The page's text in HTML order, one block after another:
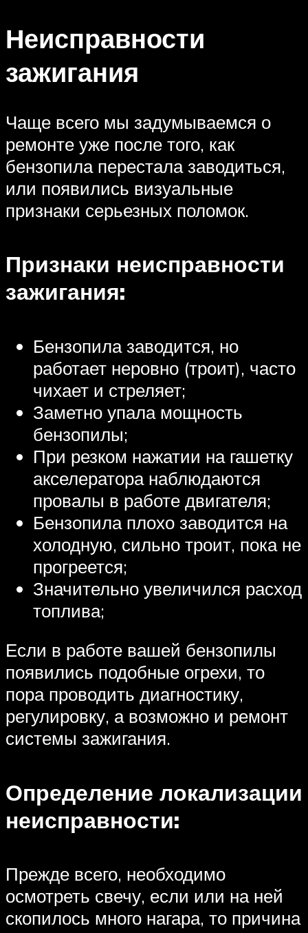
Неисправности
зажигания
Чаще всего мы задумываемся о
ремонте уже после того, как
бензопила перестала заводиться,
или появились визуальные
признаки серьезных поломок.
Признаки неисправности
зажигания:
Бензопила заводится, но
работает неровно (троит), часто
чихает и стреляет;
Заметно упала мощность
бензопилы;
При резком нажатии на гашетку
акселератора наблюдаются
провалы в работе двигателя;
Бензопила плохо заводится на
холодную, сильно троит, пока не
прогреется;
Значительно увеличился расход
топлива;
Если в работе вашей бензопилы
появились подобные огрехи, то
пора проводить диагностику,
регулировку, а возможно и ремонт
системы зажигания.
Определение локализации
неисправности:
Прежде всего, необходимо
осмотреть свечу, если или на ней
скопилось много нагара, то причина